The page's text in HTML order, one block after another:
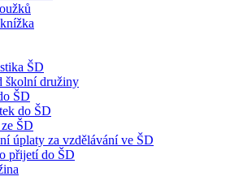
ŠD
školní družiny
ŠD
do ŠD
ŠD
úplaty za vzdělávání ve ŠD
přijetí do ŠD